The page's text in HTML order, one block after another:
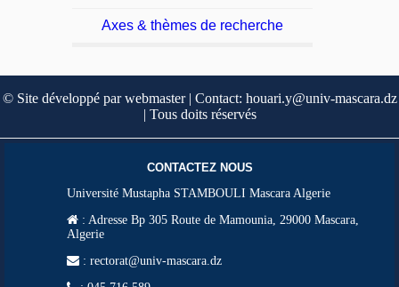
Axes & thèmes de recherche
© Site développé par webmaster | Contact: houari.y@univ-mascara.dz
| Tous doits réservés
CONTACTEZ NOUS
Université Mustapha STAMBOULI Mascara Algerie
: Adresse Bp 305 Route de Mamounia, 29000 Mascara,
Algerie
: rectorat@univ-mascara.dz